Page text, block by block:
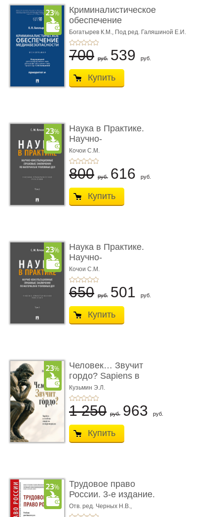
Криминалистическое
обеспечение
медиабезопас� ...
Богатырев К.М., Под ред. Галяшиной Е.И.
700 руб. 539 руб.
Купить
Наука в Практике.
Научно-
консультационные (пра
...
Кочои С.М.
800 руб. 616 руб.
Купить
Наука в Практике.
Научно-
консультационные (пра
...
Кочои С.М.
650 руб. 501 руб.
Купить
Человек… Звучит
гордо? Sapiens в
тенётах социума � ...
Кузьмин Э.Л.
1 250 руб. 963 руб.
Купить
Трудовое право
России. 3-е издание.
Учебник для ...
Отв. ред. Черных Н.В.,
Шестерякова И.В.